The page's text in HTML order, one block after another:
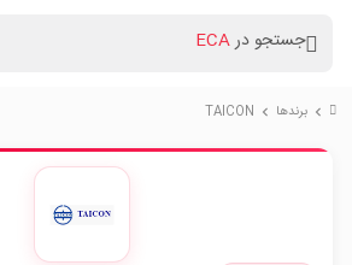
جستجو درECA
chevron_right برندها chevron_right
TAICON